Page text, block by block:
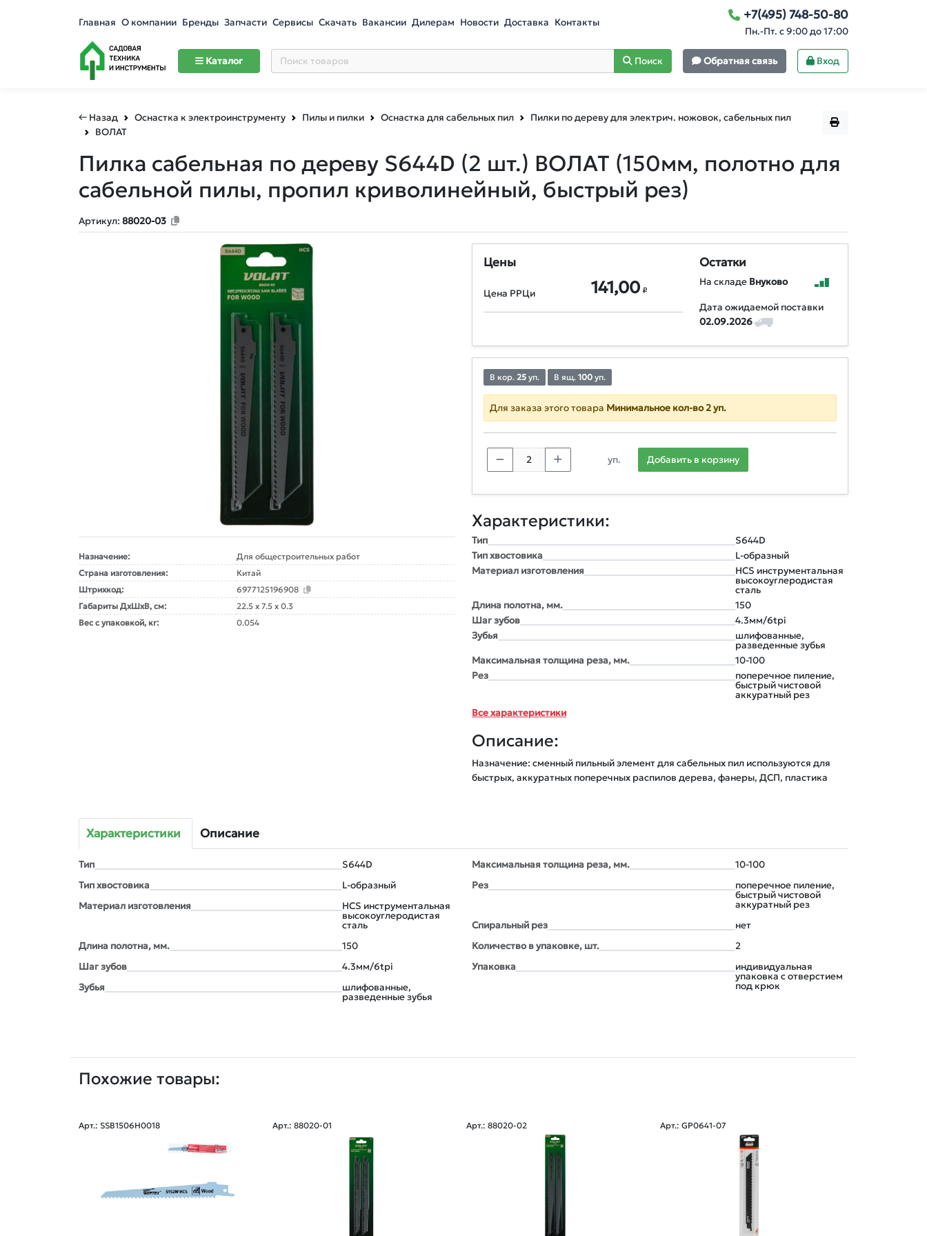
Главная О компании Бренды Запчасти Сервисы Скачать Вакансии Дилерам Новости Доставка Контакты +7(495) 748-50-80
Пн.-Пт. с 9:00 до 17:00
Каталог Поиск Обратная связь Вход
← Назад Оснастка к электроинструменту Пилы и пилки Оснастка для сабельных пил
Пилки по дереву для электрич. ножовок, сабельных пил
ВОЛАТ
Пилка сабельная по дереву S644D (2 шт.) ВОЛАТ (150мм, полотно для
сабельной пилы, пропил криволинейный, быстрый рез)
Артикул: 88020-03
Назначение:
Для общестроительных работ
Страна изготовления:
Китай
Штрихкод:
6977125196908
Габариты ДxШxВ, см:
22.5 x 7.5 x 0.3
Вес с упаковкой, кг:
0.054
Цены
Цена РРЦи 141,00 ₽
Остатки
На складе Внуково
Дата ожидаемой поставки
02.09.2026
В кор. 25 уп. В ящ. 100 уп.
Для заказа этого товара Минимальное кол-во 2 уп.
уп. Добавить в корзину
Характеристики:
Тип
S644D
Тип хвостовика
L-образный
Материал изготовления
HCS инструментальная
высокоуглеродистая
сталь
Длина полотна, мм.
150
Шаг зубов
4.3мм/6tpi
Зубья
шлифованные,
разведенные зубья
Максимальная толщина реза, мм.
10-100
Рез
поперечное пиление,
быстрый чистовой
аккуратный рез
Все характеристики
Описание:
Назначение: сменный пильный элемент для сабельных пил используются для
быстрых, аккуратных поперечных распилов дерева, фанеры, ДСП, пластика
Характеристики Описание
Тип
S644D
Тип хвостовика
L-образный
Материал изготовления
HCS инструментальная
высокоуглеродистая
сталь
Длина полотна, мм.
150
Шаг зубов
4.3мм/6tpi
Зубья
шлифованные,
разведенные зубья
Максимальная толщина реза, мм.
10-100
Рез
поперечное пиление,
быстрый чистовой
аккуратный рез
Спиральный рез
нет
Количество в упаковке, шт.
2
Упаковка
индивидуальная
упаковка с отверстием
под крюк
Похожие товары:
Арт.: SSB1506H0018 Арт.: 88020-01 Арт.: 88020-02 Арт.: GP0641-07